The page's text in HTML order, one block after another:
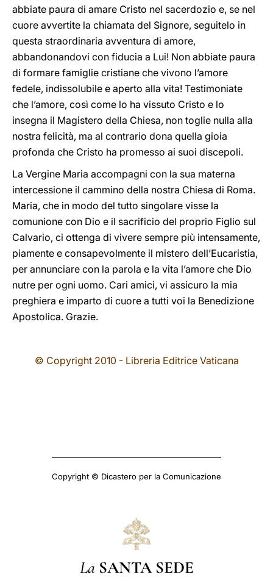
abbiate paura di amare Cristo nel sacerdozio e, se nel
cuore avvertite la chiamata del Signore, seguitelo in
questa straordinaria avventura di amore,
abbandonandovi con fiducia a Lui! Non abbiate paura
di formare famiglie cristiane che vivono l’amore
fedele, indissolubile e aperto alla vita! Testimoniate
che l’amore, così come lo ha vissuto Cristo e lo
insegna il Magistero della Chiesa, non toglie nulla alla
nostra felicità, ma al contrario dona quella gioia
profonda che Cristo ha promesso ai suoi discepoli.
La Vergine Maria accompagni con la sua materna
intercessione il cammino della nostra Chiesa di Roma.
Maria, che in modo del tutto singolare visse la
comunione con Dio e il sacrificio del proprio Figlio sul
Calvario, ci ottenga di vivere sempre più intensamente,
piamente e consapevolmente il mistero dell’Eucaristia,
per annunciare con la parola e la vita l’amore che Dio
nutre per ogni uomo. Cari amici, vi assicuro la mia
preghiera e imparto di cuore a tutti voi la Benedizione
Apostolica. Grazie.
© Copyright 2010 - Libreria Editrice Vaticana
Copyright © Dicastero per la Comunicazione
La SANTA SEDE